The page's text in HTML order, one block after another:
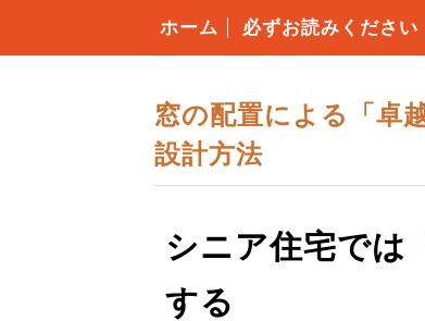
ホーム 必ずお読みください
窓の配置による「卓
設計方法
シニア住宅では
する